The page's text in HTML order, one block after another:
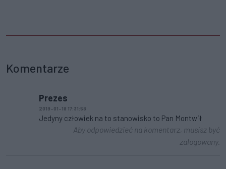
Komentarze
Prezes
2019-01-18 17:31:58
Jedyny człowiek na to stanowisko to Pan Montwił
Aby odpowiedzieć na komentarz, musisz być
zalogowany.